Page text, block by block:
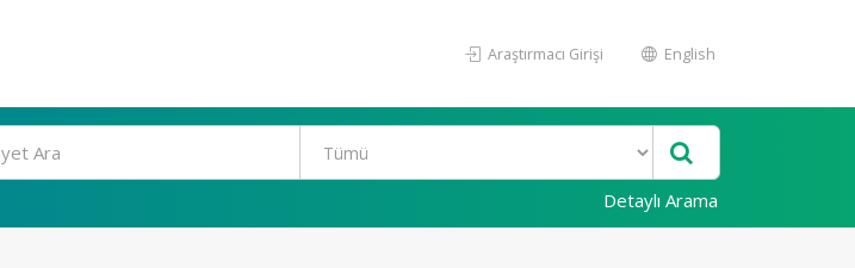
Araştırmacı Girişi English
Detaylı Arama